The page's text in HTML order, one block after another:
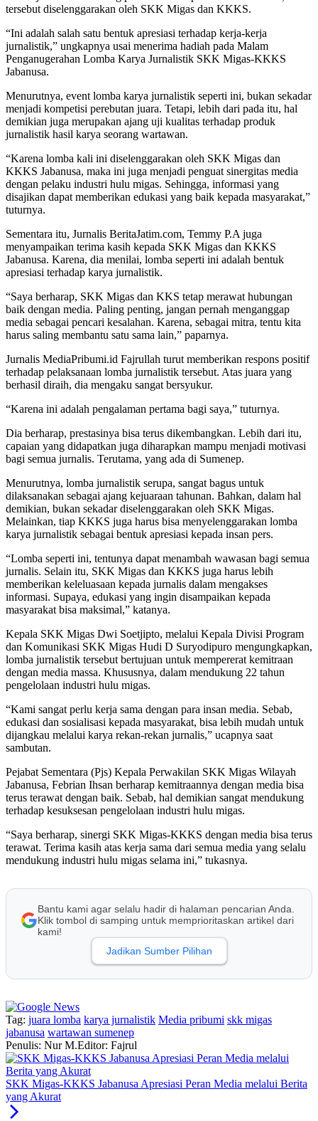
tersebut diselenggarakan oleh SKK Migas dan KKKS.
“Ini adalah salah satu bentuk apresiasi terhadap kerja-kerja
jurnalistik,” ungkapnya usai menerima hadiah pada Malam
Penganugerahan Lomba Karya Jurnalistik SKK Migas-KKKS
Jabanusa.
Menurutnya, event lomba karya jurnalistik seperti ini, bukan sekadar
menjadi kompetisi perebutan juara. Tetapi, lebih dari pada itu, hal
demikian juga merupakan ajang uji kualitas terhadap produk
jurnalistik hasil karya seorang wartawan.
“Karena lomba kali ini diselenggarakan oleh SKK Migas dan
KKKS Jabanusa, maka ini juga menjadi penguat sinergitas media
dengan pelaku industri hulu migas. Sehingga, informasi yang
disajikan dapat memberikan edukasi yang baik kepada masyarakat,”
tuturnya.
Sementara itu, Jurnalis BeritaJatim.com, Temmy P.A juga
menyampaikan terima kasih kepada SKK Migas dan KKKS
Jabanusa. Karena, dia menilai, lomba seperti ini adalah bentuk
apresiasi terhadap karya jurnalistik.
“Saya berharap, SKK Migas dan KKS tetap merawat hubungan
baik dengan media. Paling penting, jangan pernah menganggap
media sebagai pencari kesalahan. Karena, sebagai mitra, tentu kita
harus saling membantu satu sama lain,” paparnya.
Jurnalis MediaPribumi.id Fajrullah turut memberikan respons positif
terhadap pelaksanaan lomba jurnalistik tersebut. Atas juara yang
berhasil diraih, dia mengaku sangat bersyukur.
“Karena ini adalah pengalaman pertama bagi saya,” tuturnya.
Dia berharap, prestasinya bisa terus dikembangkan. Lebih dari itu,
capaian yang didapatkan juga diharapkan mampu menjadi motivasi
bagi semua jurnalis. Terutama, yang ada di Sumenep.
Menurutnya, lomba jurnalistik serupa, sangat bagus untuk
dilaksanakan sebagai ajang kejuaraan tahunan. Bahkan, dalam hal
demikian, bukan sekadar diselenggarakan oleh SKK Migas.
Melainkan, tiap KKKS juga harus bisa menyelenggarakan lomba
karya jurnalistik sebagai bentuk apresiasi kepada insan pers.
“Lomba seperti ini, tentunya dapat menambah wawasan bagi semua
jurnalis. Selain itu, SKK Migas dan KKKS juga harus lebih
memberikan keleluasaan kepada jurnalis dalam mengakses
informasi. Supaya, edukasi yang ingin disampaikan kepada
masyarakat bisa maksimal,” katanya.
Kepala SKK Migas Dwi Soetjipto, melalui Kepala Divisi Program
dan Komunikasi SKK Migas Hudi D Suryodipuro mengungkapkan,
lomba jurnalistik tersebut bertujuan untuk mempererat kemitraan
dengan media massa. Khususnya, dalam mendukung 22 tahun
pengelolaan industri hulu migas.
“Kami sangat perlu kerja sama dengan para insan media. Sebab,
edukasi dan sosialisasi kepada masyarakat, bisa lebih mudah untuk
dijangkau melalui karya rekan-rekan jurnalis,” ucapnya saat
sambutan.
Pejabat Sementara (Pjs) Kepala Perwakilan SKK Migas Wilayah
Jabanusa, Febrian Ihsan berharap kemitraannya dengan media bisa
terus terawat dengan baik. Sebab, hal demikian sangat mendukung
terhadap kesuksesan pengelolaan industri hulu migas.
“Saya berharap, sinergi SKK Migas-KKKS dengan media bisa terus
terawat. Terima kasih atas kerja sama dari semua media yang selalu
mendukung industri hulu migas selama ini,” tukasnya.
Bantu kami agar selalu hadir di halaman pencarian Anda.
Klik tombol di samping untuk memprioritaskan artikel dari
kami!
Jadikan Sumber Pilihan
Tag: juara lomba karya jurnalistik Media pribumi skk migas
jabanusa wartawan sumenep
Penulis: Nur M.Editor: Fajrul
SKK Migas-KKKS Jabanusa Apresiasi Peran Media melalui Berita
yang Akurat